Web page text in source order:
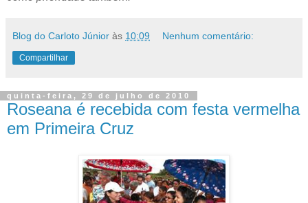
Blog do Carloto Júnior às 10:09 Nenhum comentário:
Compartilhar
quinta-feira, 29 de julho de 2010
Roseana é recebida com festa vermelha
em Primeira Cruz